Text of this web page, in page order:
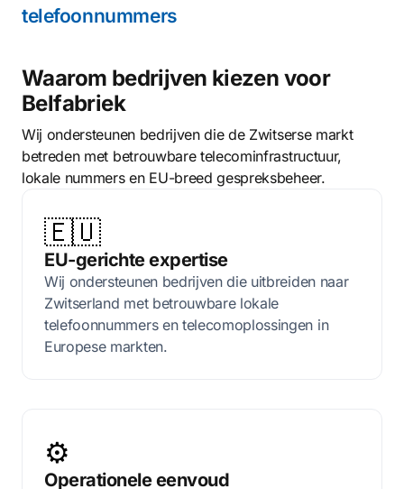
telefoonnummers
Waarom bedrijven kiezen voor
Belfabriek
Wij ondersteunen bedrijven die de Zwitserse markt
betreden met betrouwbare telecominfrastructuur,
lokale nummers en EU-breed gespreksbeheer.
🇪🇺
EU-gerichte expertise
Wij ondersteunen bedrijven die uitbreiden naar
Zwitserland met betrouwbare lokale
telefoonnummers en telecomoplossingen in
Europese markten.
⚙️
Operationele eenvoud